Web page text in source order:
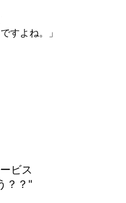
すよね。」
ビス
？？"